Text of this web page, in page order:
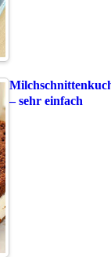
– sehr einfach